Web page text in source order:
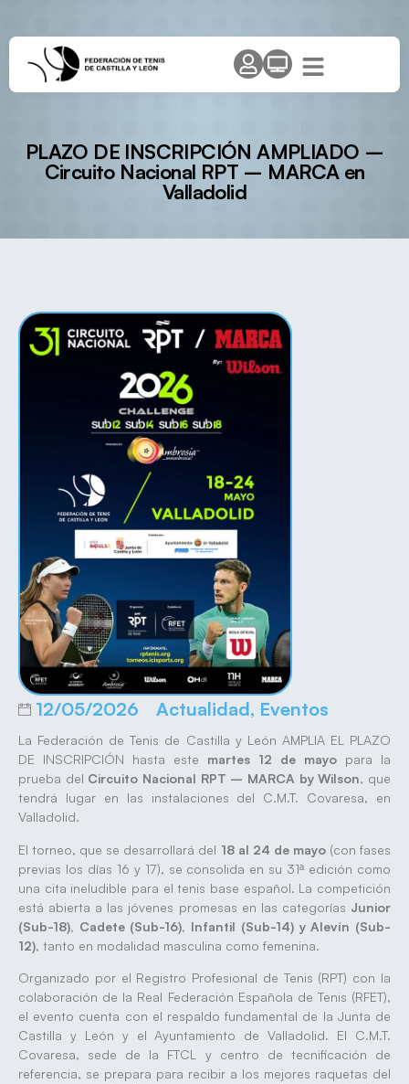
PLAZO DE INSCRIPCIÓN AMPLIADO –
Circuito Nacional RPT – MARCA en
Valladolid
12/05/2026 Actualidad, Eventos
La Federación de Tenis de Castilla y León AMPLIA EL PLAZO
DE INSCRIPCIÓN hasta este martes 12 de mayo para la
prueba del Circuito Nacional RPT – MARCA by Wilson, que
tendrá lugar en las instalaciones del C.M.T. Covaresa, en
Valladolid.
El torneo, que se desarrollará del 18 al 24 de mayo(con fases
previas los días 16 y 17), se consolida en su 31ª edición como
una cita ineludible para el tenis base español. La competición
está abierta a las jóvenes promesas en las categorías Junior
(Sub-18), Cadete (Sub-16), Infantil (Sub-14) y Alevín (Sub-
12), tanto en modalidad masculina como femenina.
Organizado por el Registro Profesional de Tenis (RPT) con la
colaboración de la Real Federación Española de Tenis (RFET),
el evento cuenta con el respaldo fundamental de la Junta de
Castilla y León y el Ayuntamiento de Valladolid. El C.M.T.
Covaresa, sede de la FTCL y centro de tecnificación de
referencia, se prepara para recibir a los mejores raquetas del